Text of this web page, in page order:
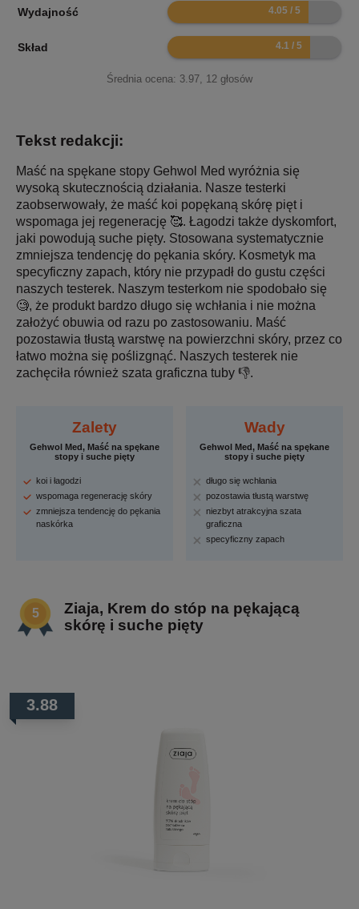
Wydajność 8.1
Skład 8.2
Średnia ocena: 3.97 12 głosów
Tekst redakcji:
Maść na spękane stopy Gehwol Med wyróżnia się
wysoką skutecznością działania. Nasze testerki
zaobserwowały, że maść koi popękaną skórę pięt i
wspomaga jej regenerację 🥰. Łagodzi także dyskomfort,
jaki powodują suche pięty. Stosowana systematycznie
zmniejsza tendencję do pękania skóry. Kosmetyk ma
specyficzny zapach, który nie przypadł do gustu części
naszych testerek. Naszym testerkom nie spodobało się
🧐, że produkt bardzo długo się wchłania i nie można
założyć obuwia od razu po zastosowaniu. Maść
pozostawia tłustą warstwę na powierzchni skóry, przez co
łatwo można się poślizgnąć. Naszych testerek nie
zachęciła również szata graficzna tuby 👎.
Zalety
Gehwol Med, Maść na spękane
stopy i suche pięty
koi i łagodzi
wspomaga regenerację skóry
zmniejsza tendencję do pękania
naskórka
Wady
Gehwol Med, Maść na spękane
stopy i suche pięty
długo się wchłania
pozostawia tłustą warstwę
niezbyt atrakcyjna szata
graficzna
specyficzny zapach
Ziaja, Krem do stóp na pękającą
skórę i suche pięty
3.88